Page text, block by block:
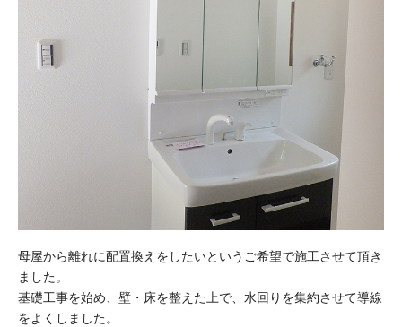
母屋から離れに配置換えをしたいというご希望で施工させて頂き
ました。
基礎工事を始め、壁・床を整えた上で、水回りを集約させて導線
をよくしました。